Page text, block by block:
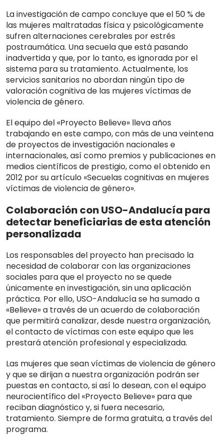
La investigación de campo concluye que el 50 % de
las mujeres maltratadas física y psicológicamente
sufren alternaciones cerebrales por estrés
postraumática. Una secuela que está pasando
inadvertida y que, por lo tanto, es ignorada por el
sistema para su tratamiento. Actualmente, los
servicios sanitarios no abordan ningún tipo de
valoración cognitiva de las mujeres víctimas de
violencia de género.
El equipo del «Proyecto Believe» lleva años
trabajando en este campo, con más de una veintena
de proyectos de investigación nacionales e
internacionales, así como premios y publicaciones en
medios científicos de prestigio, como el obtenido en
2012 por su artículo «Secuelas cognitivas en mujeres
víctimas de violencia de género».
Colaboración con USO-Andalucía para
detectar beneficiarias de esta atención
personalizada
Los responsables del proyecto han precisado la
necesidad de colaborar con las organizaciones
sociales para que el proyecto no se quede
únicamente en investigación, sin una aplicación
práctica. Por ello, USO-Andalucía se ha sumado a
«Believe» a través de un acuerdo de colaboración
que permitirá canalizar, desde nuestra organización,
el contacto de víctimas con este equipo que les
prestará atención profesional y especializada.
Las mujeres que sean víctimas de violencia de género
y que se dirijan a nuestra organización podrán ser
puestas en contacto, si así lo desean, con el equipo
neurocientífico del «Proyecto Believe» para que
reciban diagnóstico y, si fuera necesario,
tratamiento. Siempre de forma gratuita, a través del
programa.